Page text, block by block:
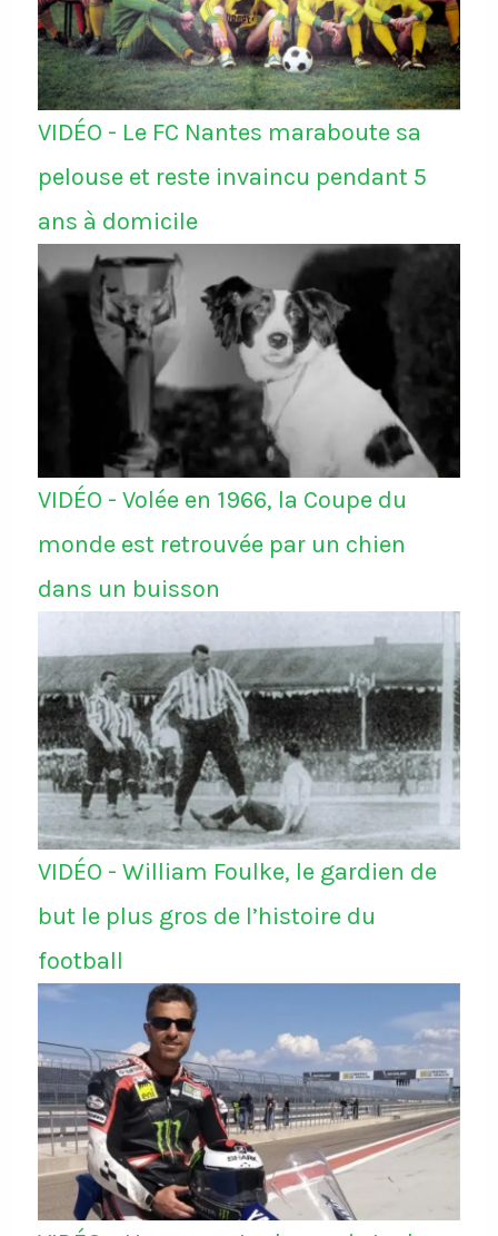
VIDÉO - Le FC Nantes maraboute sa
pelouse et reste invaincu pendant 5
ans à domicile
VIDÉO - Volée en 1966, la Coupe du
monde est retrouvée par un chien
dans un buisson
VIDÉO - William Foulke, le gardien de
but le plus gros de l’histoire du
football